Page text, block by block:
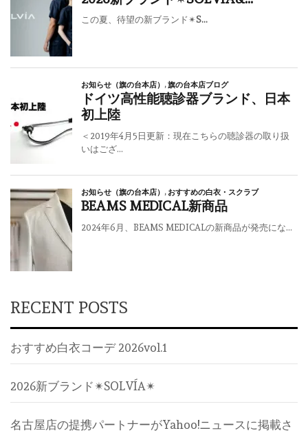
RECENT POSTS
おすすめ白衣コーデ 2026vol.1
2026新ブランド✴︎SOLVÍA✴︎
名古屋店の提携パートナーがYahoo!ニュースに掲載さ